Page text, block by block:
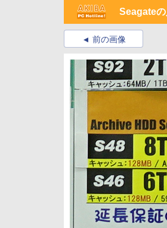
Seagate
前の画像